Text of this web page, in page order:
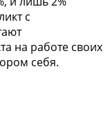
с
на работе своих
себя.